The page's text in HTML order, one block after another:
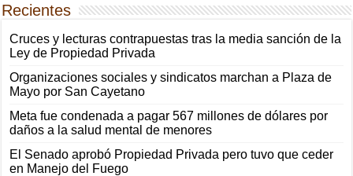
Recientes
Cruces y lecturas contrapuestas tras la media sanción de la
Ley de Propiedad Privada
Organizaciones sociales y sindicatos marchan a Plaza de
Mayo por San Cayetano
Meta fue condenada a pagar 567 millones de dólares por
daños a la salud mental de menores
El Senado aprobó Propiedad Privada pero tuvo que ceder
en Manejo del Fuego